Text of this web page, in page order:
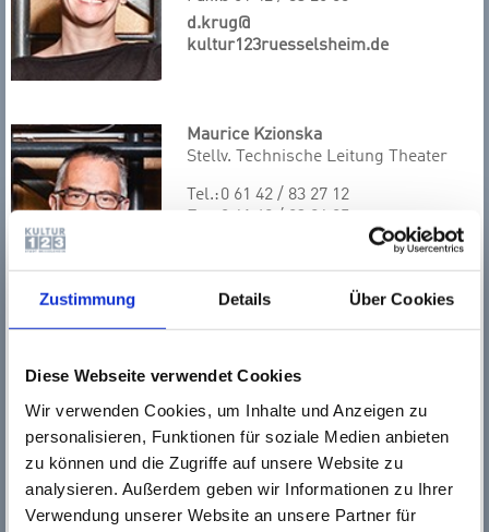
Zustimmung Details Über Cookies
Diese Webseite verwendet Cookies
Wir verwenden Cookies, um Inhalte und Anzeigen zu
personalisieren, Funktionen für soziale Medien anbieten
zu können und die Zugriffe auf unsere Website zu
analysieren. Außerdem geben wir Informationen zu Ihrer
Verwendung unserer Website an unsere Partner für
d.krug@
kultur123ruesselsheim.de
Maurice Kzionska
Stellv. Technische Leitung Theater
Tel.:0 61 42 / 83 27 12
Assistenz Technik
Tel.: 0 61 42 / 83 26 21
Fax.:
s.hueter@
kultur123ruesselsheim.de